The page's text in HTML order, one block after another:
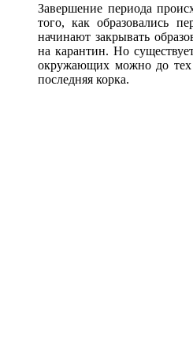
Завершение периода
того, как образовались
начинают закрывать
на карантин. Но
окружающих можно до тех
последняя корка.